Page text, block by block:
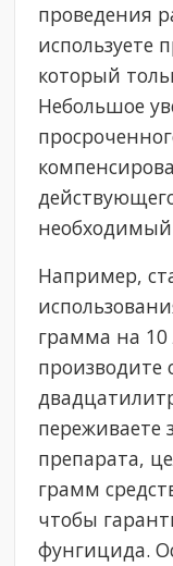
проведения
используете
который
Небольшое
необходимый
Например,
грамма на
производите
переживаете
препарата,
грамм
чтобы
фунгицида.